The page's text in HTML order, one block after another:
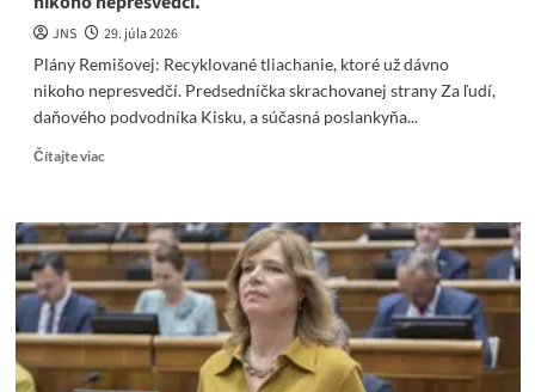
JNS
29. júla 2026
Plány Remišovej: Recyklované tliachanie, ktoré už dávno
nikoho nepresvedčí. Predsedníčka skrachovanej strany Za ľudí,
daňového podvodníka Kisku, a súčasná poslankyňa...
Čítajte viacRead
Plány
Remišovej:
Recyklované
tliachanie,
ktoré
už
dávno